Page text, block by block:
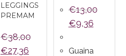
LEGGINGS
PREMAM
€38,00
€27,36
€13,00
€9,36
Guaina